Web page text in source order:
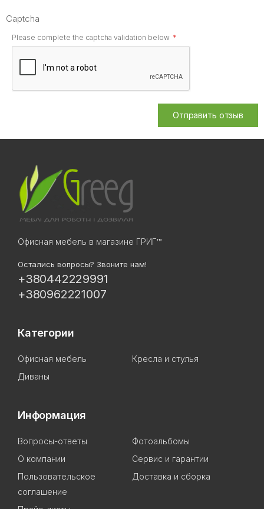
Captcha
Please complete the captcha validation below
Отправить отзыв
Офисная мебель в магазине ГРИГ™
Остались вопросы? Звоните нам!
+380442229991
+380962221007
Категории
Офисная мебель
Кресла и стулья
Диваны
Информация
Вопросы-ответы
Фотоальбомы
О компании
Сервис и гарантии
Пользовательское
соглашение
Доставка и сборка